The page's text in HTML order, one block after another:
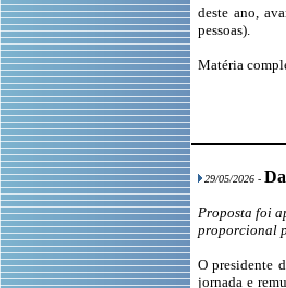
deste ano,
pessoas).
Matéria
29/05/2026 -
Proposta foi
proporcional
O presidente
jornada e